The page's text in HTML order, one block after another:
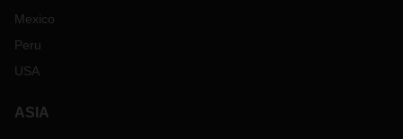
Mexico
Peru
USA
ASIA